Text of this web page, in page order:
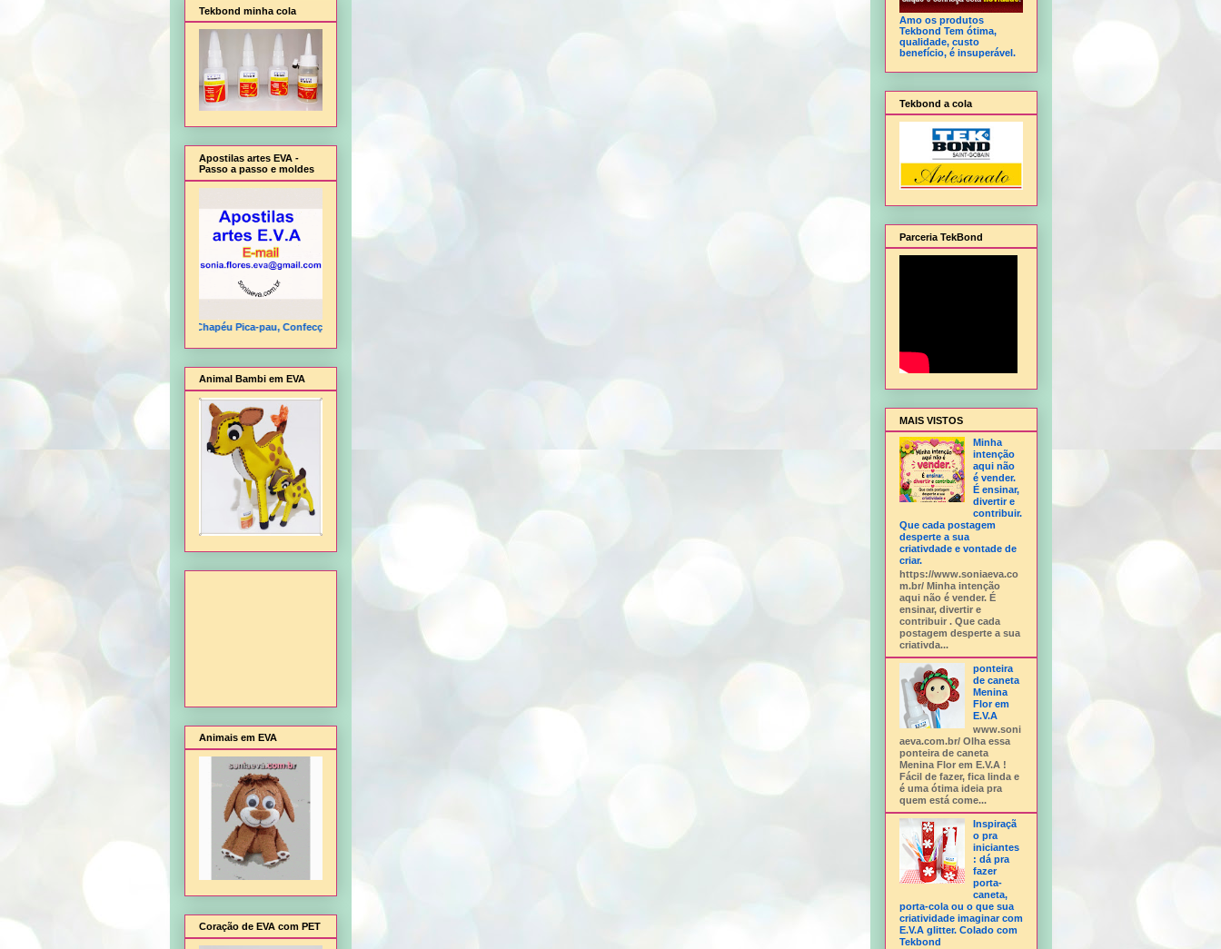
Tekbond minha cola
Apostilas artes EVA -
Passo a passo e moldes
Cesta flor, Cesta para presentes, Chapéu Pica-pau, Confecção de FLORES E.V.A, Coruja 3D, Embalagem de Natal, Flor Hortência, Flor Orquídea - sem frisador, Flor Rosa - sem frisador, Fofucha 3D articulada, Fofucho 3D Tatu Bola copa, Forminha
Animal Bambi em EVA
Animais em EVA
Coração de EVA com PET
Amo os produtos
Tekbond Tem ótima,
qualidade, custo
benefício, é insuperável.
Tekbond a cola
Parceria TekBond
MAIS VISTOS
Minha
intenção
aqui não
é vender.
É ensinar,
divertir e
contribuir.
Que cada postagem
desperte a sua
criativdade e vontade de
criar.
https://www.soniaeva.co
m.br/ Minha intenção
aqui não é vender. É
ensinar, divertir e
contribuir . Que cada
postagem desperte a sua
criativda...
ponteira
de caneta
Menina
Flor em
E.V.A
www.soni
aeva.com.br/ Olha essa
ponteira de caneta
Menina Flor em E.V.A !
Fácil de fazer, fica linda e
é uma ótima ideia pra
quem está come...
Inspiraçã
o pra
iniciantes
: dá pra
fazer
porta-
caneta,
porta-cola ou o que sua
criatividade imaginar com
E.V.A glitter. Colado com
Tekbond